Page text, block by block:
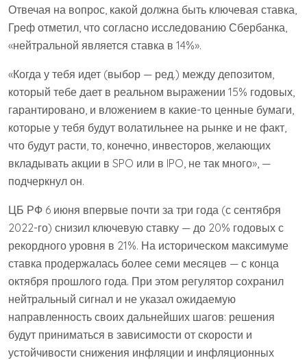
Отвечая на вопрос, какой должна быть ключевая ставка,
Греф отметил, что согласно исследованию Сбербанка,
«нейтральной является ставка в 14%».
«Когда у тебя идет (выбор — ред.) между депозитом,
который тебе дает в реальном выражении 15% годовых,
гарантировано, и вложением в какие-то ценные бумаги,
которые у тебя будут волатильнее на рынке и не факт,
что будут расти, то, конечно, инвесторов, желающих
вкладывать акции в SPO или в IPO, не так много», —
подчеркнул он.
ЦБ РФ 6 июня впервые почти за три года (с сентября
2022-го) снизил ключевую ставку — до 20% годовых с
рекордного уровня в 21%. На историческом максимуме
ставка продержалась более семи месяцев — с конца
октября прошлого года. При этом регулятор сохранил
нейтральный сигнал и не указал ожидаемую
направленность своих дальнейших шагов: решения
будут приниматься в зависимости от скорости и
устойчивости снижения инфляции и инфляционных